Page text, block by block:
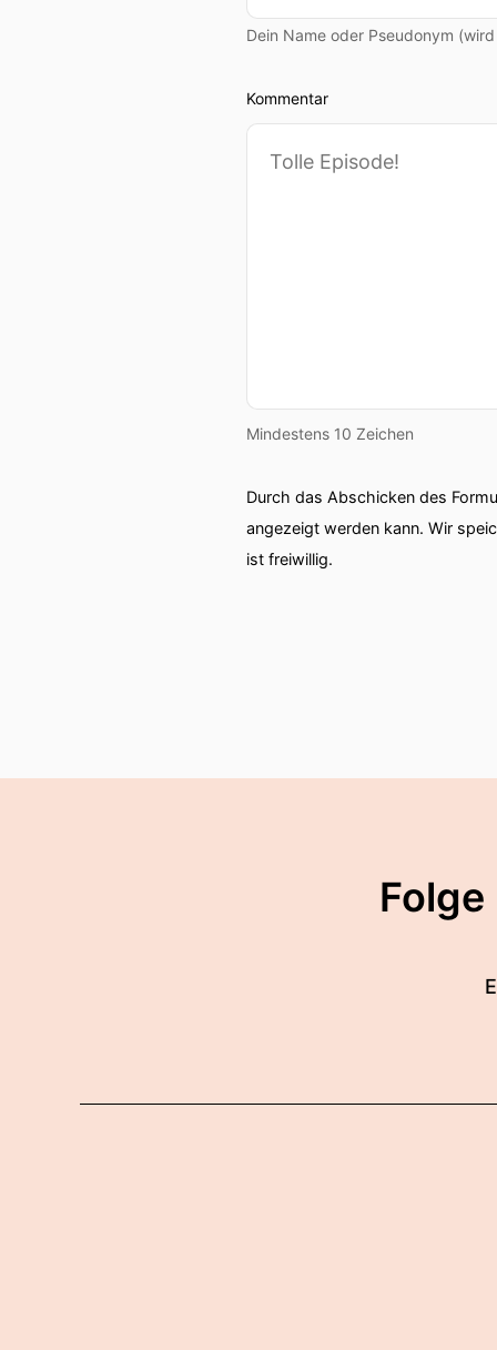
Dein Name oder Pseudonym
Kommentar
Mindestens 10 Zeichen
Durch das Abschicken des
angezeigt werden kann. Wir
ist freiwillig.